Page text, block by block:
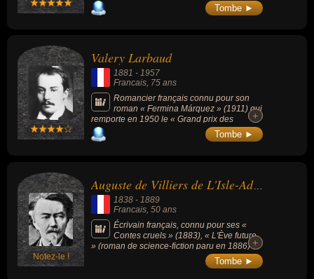
la même année.
supérieurs. Il aborde les thèmes militaires les
plus divers en écrivant près de 30 romans en
Tombe ►
Valery Larbaud
1881 - 1957
Francais, 75 ans
Romancier français connu pour son
roman « Fermina Márquez » (1911) qui
remporte en 1950 le « Grand prix des
Meilleurs romans du demi-siècle » qui place
le livre au nombre des 12 meilleurs romans
+
+
Tombe ►
Notez-le !
1838 - 1889
Francais, 50 ans
Écrivain français, connu pour ses «
Contes cruels » (1883), « L'Ève future
» (roman de science-fiction paru en 1886) et
le drame « Axël » (annonçant le théâtre
+
+
Tombe ►